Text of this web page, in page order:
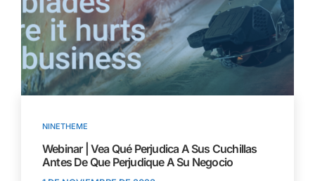
NINETHEME
Webinar | Vea Qué Perjudica A Sus Cuchillas
Antes De Que Perjudique A Su Negocio